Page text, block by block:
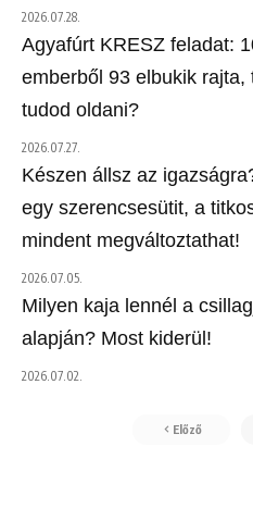
2026.07.28.
Agyafúrt KRESZ feladat:
emberből 93 elbukik rajta,
tudod oldani?
2026.07.27.
Készen állsz az
egy szerencsesütit, a
mindent megváltoztathat!
2026.07.05.
Milyen kaja lennél a
alapján? Most kiderül!
2026.07.02.
Előző